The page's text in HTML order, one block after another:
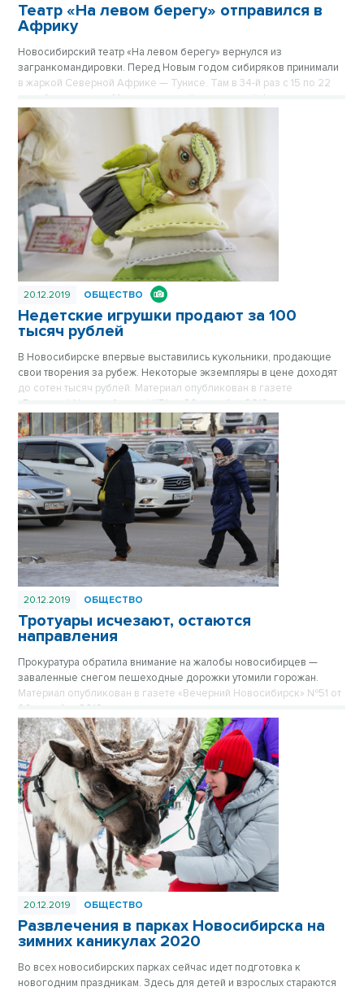
Театр «На левом берегу» отправился в
Африку
Новосибирский театр «На левом берегу» вернулся из
загранкомандировки. Перед Новым годом сибиряков принимали
в жаркой Северной Африке — Тунисе. Там в 34-й раз с 15 по 22
декабря проходил Международный театральный фестиваль
спектаклей для детей. Материал опубликован в газете «Вечерний
Новосибирск» №52 от 27 декабря 2019 года.
20.12.2019 ОБЩЕСТВО
Недетские игрушки продают за 100
тысяч рублей
В Новосибирске впервые выставились кукольники, продающие
свои творения за рубеж. Некоторые экземпляры в цене доходят
до сотен тысяч рублей. Материал опубликован в газете
«Вечерний Новосибирск» №51 от 20 декабря 2019 года.
20.12.2019 ОБЩЕСТВО
Тротуары исчезают, остаются
направления
Прокуратура обратила внимание на жалобы новосибирцев —
заваленные снегом пешеходные дорожки утомили горожан.
Материал опубликован в газете «Вечерний Новосибирск» №51 от
20 декабря 2019 года.
20.12.2019 ОБЩЕСТВО
Развлечения в парках Новосибирска на
зимних каникулах 2020
Во всех новосибирских парках сейчас идет подготовка к
новогодним праздникам. Здесь для детей и взрослых стараются